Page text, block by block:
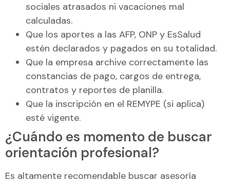
sociales atrasados ni vacaciones mal
calculadas.
Que los aportes a las AFP, ONP y EsSalud
estén declarados y pagados en su totalidad.
Que la empresa archive correctamente las
constancias de pago, cargos de entrega,
contratos y reportes de planilla.
Que la inscripción en el REMYPE (si aplica)
esté vigente.
¿Cuándo es momento de buscar
orientación profesional?
Es altamente recomendable buscar asesoría